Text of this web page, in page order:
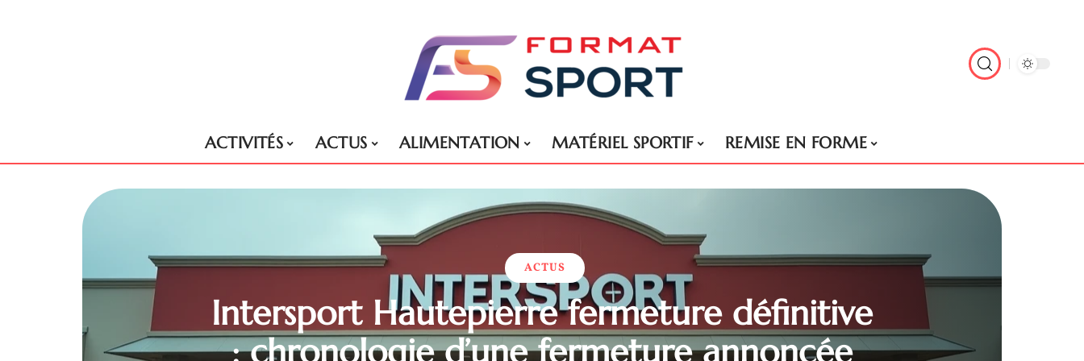
ACTIVITÉS ACTUS ALIMENTATION MATÉRIEL SPORTIF REMISE EN FORME
ACTUS
Intersport Hautepierre fermeture définitive
: chronologie d’une fermeture annoncée